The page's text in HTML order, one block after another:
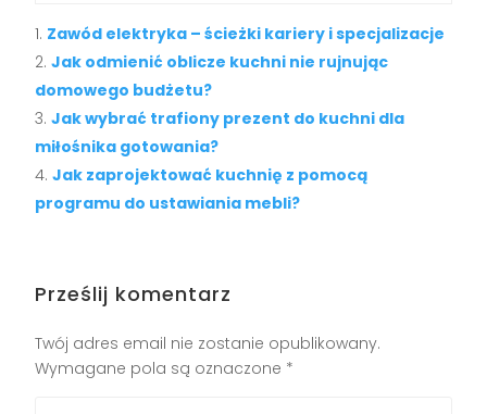
Zawód elektryka – ścieżki kariery i specjalizacje
Jak odmienić oblicze kuchni nie rujnując
domowego budżetu?
Jak wybrać trafiony prezent do kuchni dla
miłośnika gotowania?
Jak zaprojektować kuchnię z pomocą
programu do ustawiania mebli?
Prześlij komentarz
Twój adres email nie zostanie opublikowany.
Wymagane pola są oznaczone *